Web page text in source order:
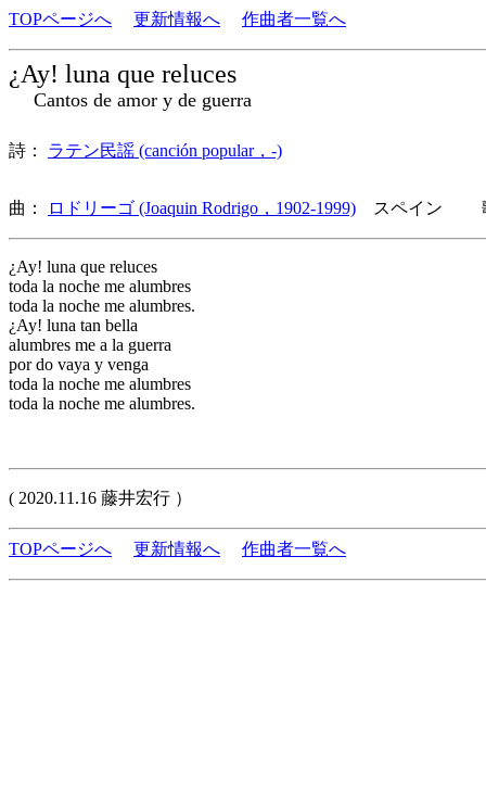
TOPページへ 更新情報へ 作曲者一覧へ
¿Ay! luna que reluces
Cantos de amor y de guerra
詩： ラテン民謡 (canción popular，-)
曲： ロドリーゴ (Joaquin Rodrigo，1902-1999) スペイン 歌
¿Ay! luna que reluces
toda la noche me alumbres
toda la noche me alumbres.
¿Ay! luna tan bella
alumbres me a la guerra
por do vaya y venga
toda la noche me alumbres
toda la noche me alumbres.
( 2020.11.16 藤井宏行 ）
TOPページへ 更新情報へ 作曲者一覧へ